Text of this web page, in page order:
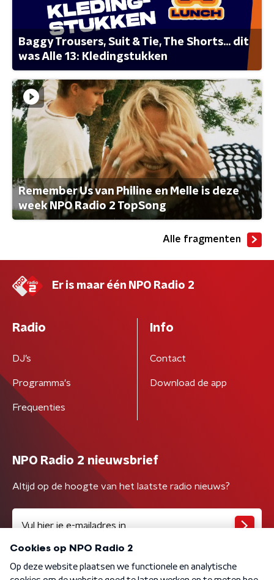
Baggy Trousers, Suit & Tie, The Shorts... dit
was Alle 13: Kledingstukken
Remember Us van Philine en Melle is deze
week NPO Radio 2 TopSong
Alle fragmenten
Er is maar één NPO Radio 2
Radio
DJ’s
Programma's
Frequenties
Info
Contact
Download de app
NPO Radio 2 nieuwsbrief
Altijd op de hoogte van het laatste radio nieuws?